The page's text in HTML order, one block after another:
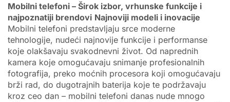
Mobilni telefoni – Širok izbor, vrhunske funkcije i
najpoznatiji brendovi Najnoviji modeli i inovacije
Mobilni telefoni predstavljaju srce moderne
tehnologije, nudeći najnovije funkcije i performanse
koje olakšavaju svakodnevni život. Od naprednih
kamera koje omogućavaju snimanje profesionalnih
fotografija, preko moćnih procesora koji omogućavaju
brži rad, do dugotrajnih baterija koje te podržavaju
kroz ceo dan – mobilni telefoni danas nude mnogo